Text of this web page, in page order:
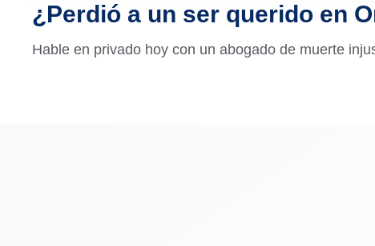
¿Perdió a un ser querido en
Hable en privado hoy con un abogado de muerte